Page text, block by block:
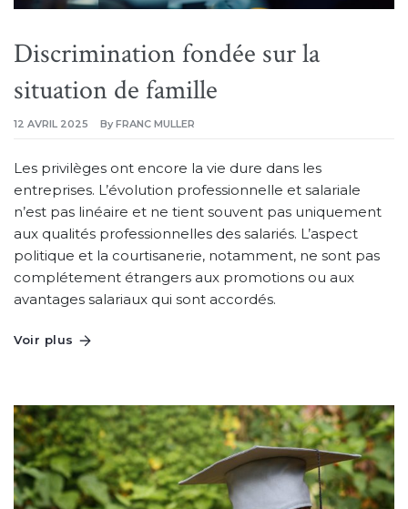
Discrimination fondée sur la
situation de famille
12 AVRIL 2025 By FRANC MULLER
Les privilèges ont encore la vie dure dans les
entreprises. L’évolution professionnelle et salariale
n’est pas linéaire et ne tient souvent pas uniquement
aux qualités professionnelles des salariés. L’aspect
politique et la courtisanerie, notamment, ne sont pas
complétement étrangers aux promotions ou aux
avantages salariaux qui sont accordés.
Voir plus